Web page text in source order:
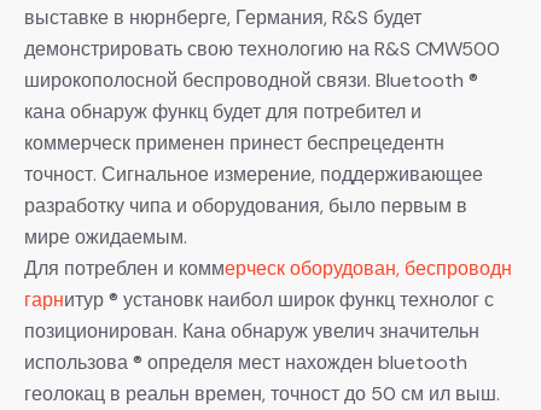
выставке в нюрнберге, Германия, R&S будет
демонстрировать свою технологию на R&S CMW500
широкополосной беспроводной связи. Bluetooth ®
кана обнаруж функц будет для потребител и
коммерческ применен принест беспрецедентн
точност. Сигнальное измерение, поддерживающее
разработку чипа и оборудования, было первым в
мире ожидаемым.
Для потреблен и коммерческ оборудован, беспроводн
гарнитур ® установк наибол широк функц технолог с
позиционирован. Кана обнаруж увелич значительн
использова ® определя мест нахожден bluetooth
геолокац в реальн времен, точност до 50 см ил выш.